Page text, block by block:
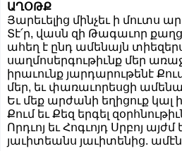
ԱՂՕԹՔ
Յարեւելից մինչեւ ի մուտս
Տէ՛ր, վասն զի Թագաւոր
ահեղ է ընդ ամենայն
սաղմոսերգութիւնք մեր
իրաւունք յարդարութենէ
մեր, եւ փառաւորեսցի
Եւ մեք արժանի եղիցուք
Քում եւ Քեզ երգել
Որդւոյ եւ Հոգւոյդ Սրբոյ այժմ
յաւիտեանս յաւիտենից.